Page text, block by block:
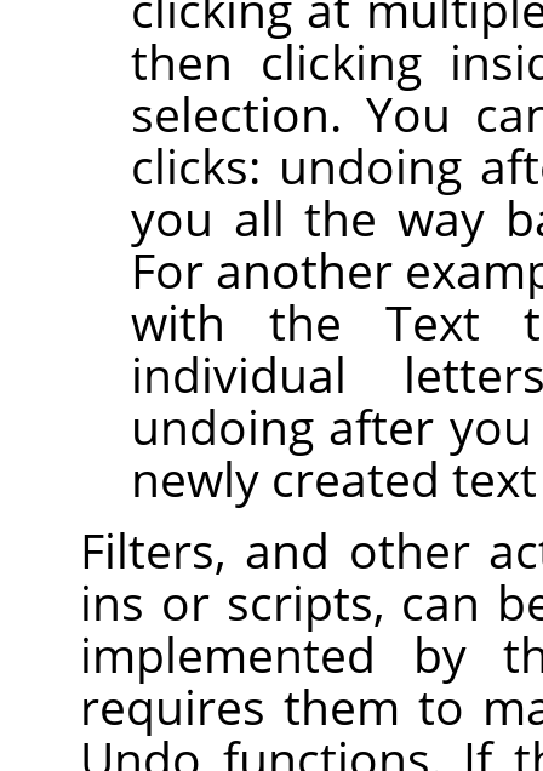
then clicking
selection. You
clicks: undoing
you all the way
For another
with the Text
individual
undoing after
newly created
Filters, and other
ins or scripts, can
implemented by
requires them to
Undo functions. If